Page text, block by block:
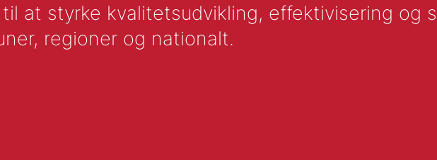
at styrke kvalitetsudvikling, effektivisering og
regioner og nationalt.